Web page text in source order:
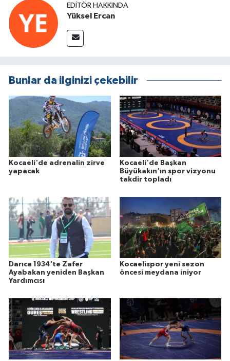
EDITÖR HAKKINDA
Yüksel Ercan
Bunlar da ilginizi çekebilir
Kocaeli'de adrenalin zirve
yapacak
Kocaeli'de Başkan
Büyükakın'ın spor vizyonu
takdir topladı
Darıca 1934'te Zafer
Ayabakan yeniden Başkan
Yardımcısı
Kocaelispor yeni sezon
öncesi meydana iniyor